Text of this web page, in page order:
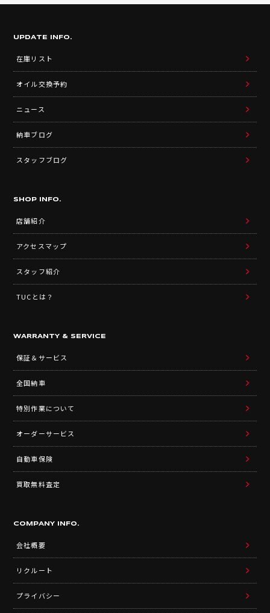
UPDATE INFO.
在庫リスト
オイル交換予約
ニュース
納車ブログ
スタッフブログ
SHOP INFO.
店舗紹介
アクセスマップ
スタッフ紹介
TUCとは？
WARRANTY & SERVICE
保証＆サービス
全国納車
特別作業について
オーダーサービス
自動車保険
買取無料査定
COMPANY INFO.
会社概要
リクルート
プライバシー